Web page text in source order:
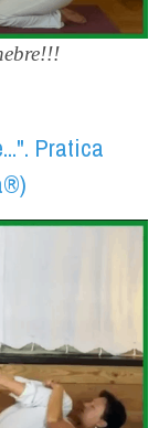
Pratica